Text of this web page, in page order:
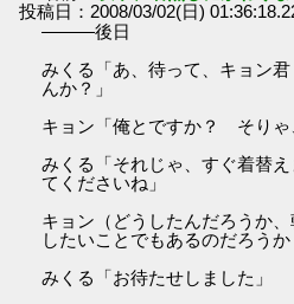
投稿日：2008/03/02(日)
―――後日
みくる「あ、待って、キョン
んか？」
キョン「俺とですか？ そりゃ
みくる「それじゃ、すぐ着替
てくださいね」
キョン（どうしたんだろうか
したいことでもあるのだろうか
みくる「お待たせしました」